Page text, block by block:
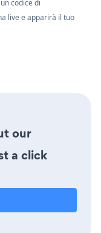
codice di
live e apparirà il tuo
our
a click